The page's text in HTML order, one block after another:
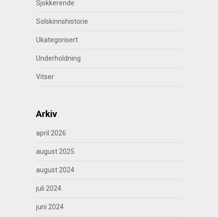
Sjokkerende
Solskinnshistorie
Ukategorisert
Underholdning
Vitser
Arkiv
april 2026
august 2025
august 2024
juli 2024
juni 2024